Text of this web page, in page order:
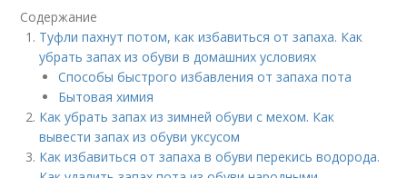
Содержание
Туфли пахнут потом, как избавиться от запаха. Как
убрать запах из обуви в домашних условиях
Способы быстрого избавления от запаха пота
Бытовая химия
Как убрать запах из зимней обуви с мехом. Как
вывести запах из обуви уксусом
Как избавиться от запаха в обуви перекись водорода.